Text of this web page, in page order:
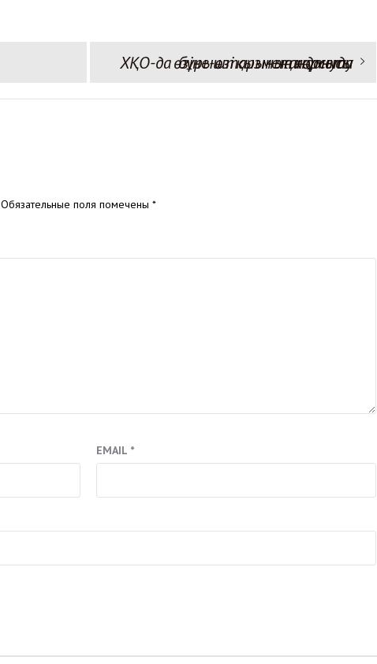
Следующая запись: ХҚО-да өзіне-өзі қызмет көрсету бұрыштарының жұмысы жандануда
Обязательные поля помечены *
EMAIL *